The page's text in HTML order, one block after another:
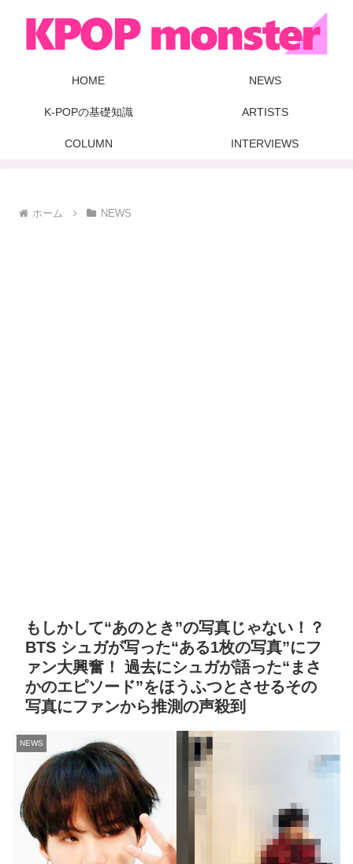
HOME NEWS
K-POPの基礎知識 ARTISTS
COLUMN INTERVIEWS
ホーム NEWS
もしかして“あのとき”の写真じゃない！？
BTS シュガが写った“ある1枚の写真”にフ
ァン大興奮！ 過去にシュガが語った“まさ
かのエピソード”をほうふつとさせるその
写真にファンから推測の声殺到
NEWS